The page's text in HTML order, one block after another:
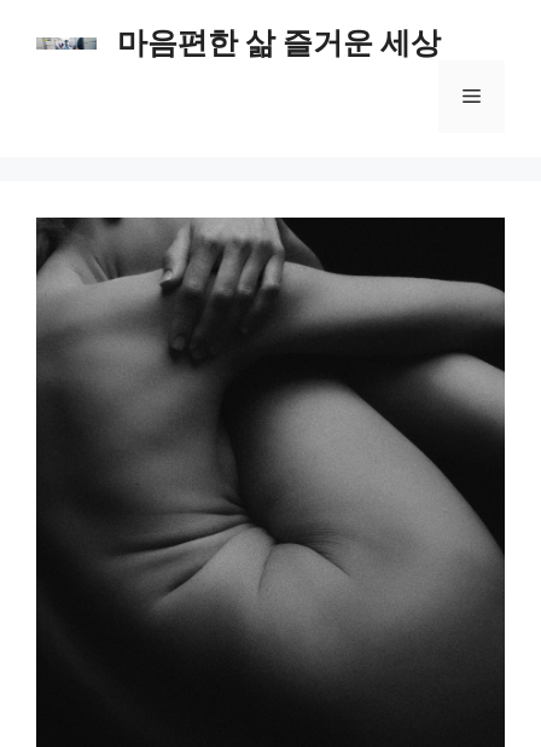
마음편한 삶 즐거운 세상
메